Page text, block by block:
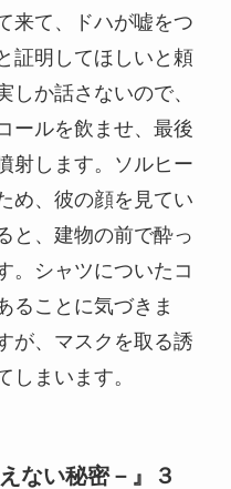
来て、ドハが嘘をつ
証明してほしいと頼
しか話さないので、
ールを飲ませ、最後
射します。ソルヒー
め、彼の顔を見てい
と、建物の前で酔っ
。シャツについたコ
ることに気づきま
が、マスクを取る誘
しまいます。
ない秘密－』３